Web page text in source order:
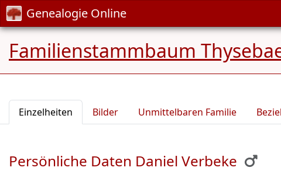
Genealogie Online
Familienstammbaum
Einzelheiten Bilder Unmittelbaren Familie
Persönliche Daten Daniel Verbeke